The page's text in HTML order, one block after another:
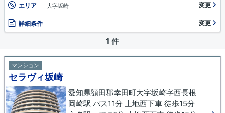
エリア 大字坂崎 変更
詳細条件 変更
1 件
マンション
セラヴィ坂崎
愛知県額田郡幸田町大字坂崎字西長根
岡崎駅 バス11分 上地西下車 徒歩15分